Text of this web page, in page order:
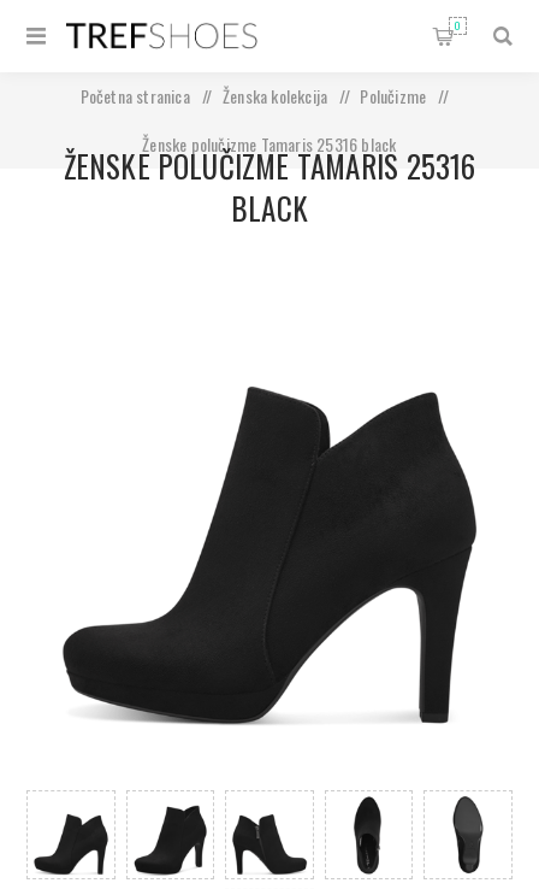
0
Početna stranica / Ženska kolekcija / Polučizme
/
Ženske polučizme Tamaris 25316 black
ŽENSKE POLUČIZME TAMARIS 25316
BLACK